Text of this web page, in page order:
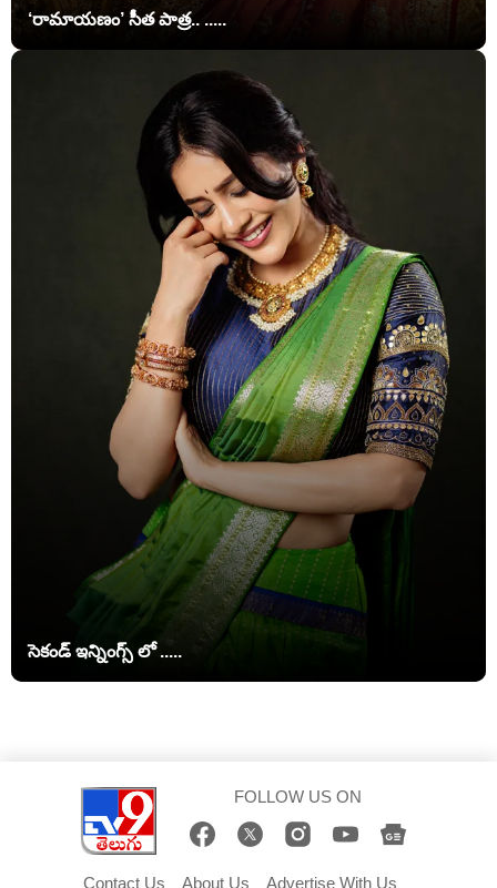
‘రామాయణం’ సీత పాత్ర.. .....
సెకండ్ ఇన్నింగ్స్ లో .....
FOLLOW US ON
Contact Us About Us Advertise With Us